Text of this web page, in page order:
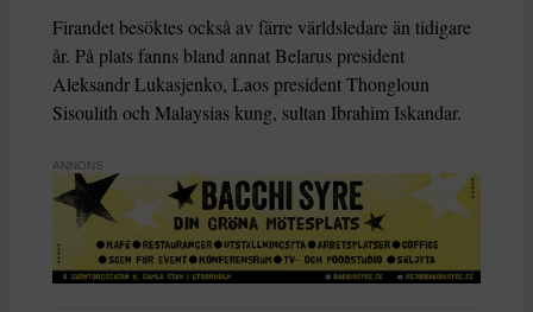
Firandet besöktes också av färre världsledare än tidigare
år. På plats fanns bland annat Belarus president
Aleksandr Lukasjenko, Laos president Thongloun
Sisoulith och Malaysias kung, sultan Ibrahim Iskandar.
ANNONS